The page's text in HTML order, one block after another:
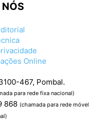
NÓS
Online
467, Pombal.
para rede fixa nacional)
868 (chamada para rede móvel